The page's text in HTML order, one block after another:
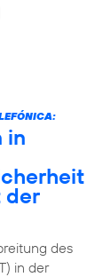
in
der
des
in der